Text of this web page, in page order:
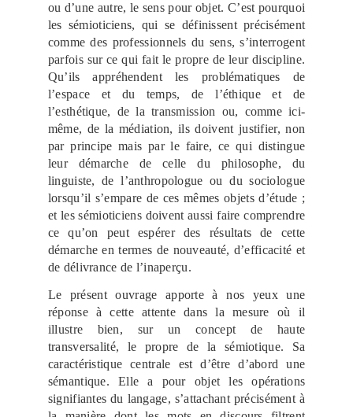
ou d’une autre, le sens pour objet. C’est pourquoi
les sémioticiens, qui se définissent précisément
comme des professionnels du sens, s’interrogent
parfois sur ce qui fait le propre de leur discipline.
Qu’ils appréhendent les problématiques de
l’espace et du temps, de l’éthique et de
l’esthétique, de la transmission ou, comme ici-
même, de la médiation, ils doivent justifier, non
par principe mais par le faire, ce qui distingue
leur démarche de celle du philosophe, du
linguiste, de l’anthropologue ou du sociologue
lorsqu’il s’empare de ces mêmes objets d’étude ;
et les sémioticiens doivent aussi faire comprendre
ce qu’on peut espérer des résultats de cette
démarche en termes de nouveauté, d’efficacité et
de délivrance de l’inaperçu.
Le présent ouvrage apporte à nos yeux une
réponse à cette attente dans la mesure où il
illustre bien, sur un concept de haute
transversalité, le propre de la sémiotique. Sa
caractéristique centrale est d’être d’abord une
sémantique. Elle a pour objet les opérations
signifiantes du langage, s’attachant précisément à